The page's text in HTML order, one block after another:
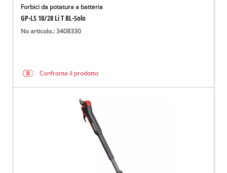
Forbici da potatura a batteria
GP-LS 18/28 Li T BL-Solo
No articolo.: 3408330
Confronta il prodotto